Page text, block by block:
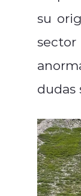
su
dudas